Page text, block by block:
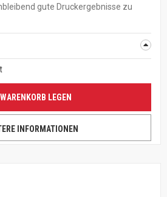
gute Druckergebnisse zu
WARENKORB LEGEN
INFORMATIONEN